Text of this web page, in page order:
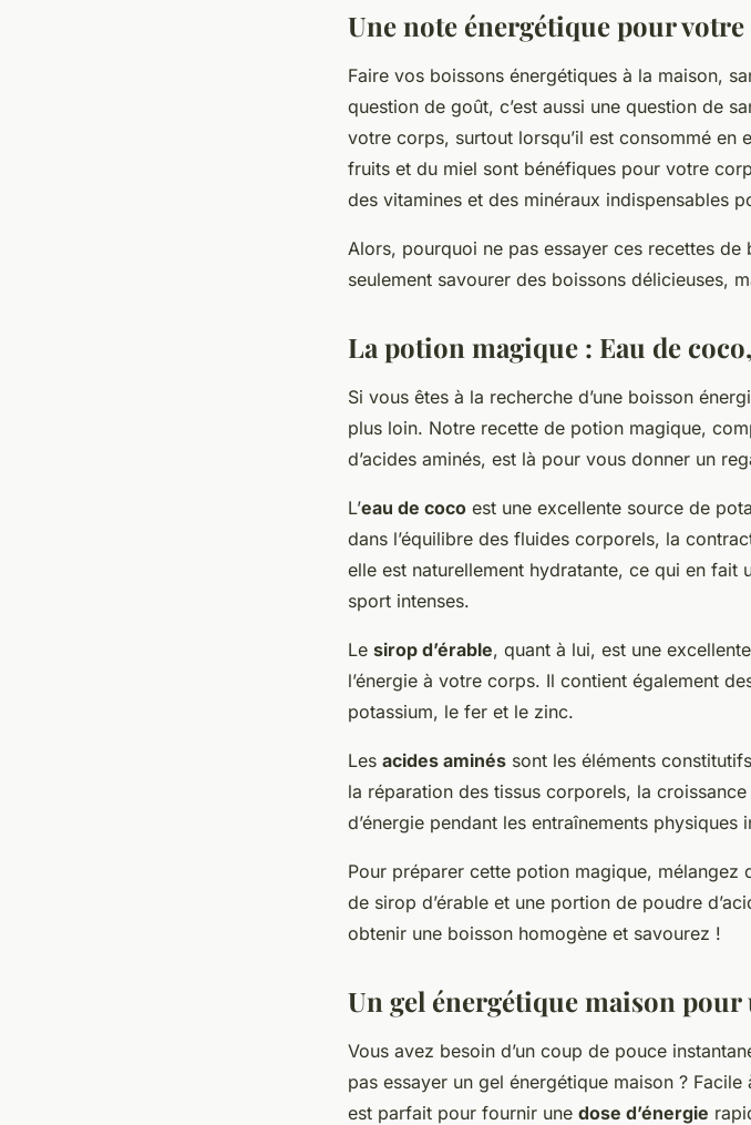
Une note énergétique pour votre
Faire vos boissons énergétiques à la maison,
question de goût, c’est aussi une question de
votre corps, surtout lorsqu’il est consommé en
fruits et du miel sont bénéfiques pour votre
des vitamines et des minéraux indispensables
Alors, pourquoi ne pas essayer ces recettes
seulement savourer des boissons délicieuses,
La potion magique : Eau de
Si vous êtes à la recherche d’une boisson
plus loin. Notre recette de potion magique,
d’acides aminés, est là pour vous donner un
L’eau de coco est une excellente source de
dans l’équilibre des fluides corporels, la
elle est naturellement hydratante, ce qui en fait
sport intenses.
Le sirop d’érable, quant à lui, est une
l’énergie à votre corps. Il contient également
potassium, le fer et le zinc.
Les acides aminés sont les éléments
la réparation des tissus corporels, la
d’énergie pendant les entraînements physiques
Pour préparer cette potion magique, mélangez
de sirop d’érable et une portion de poudre
obtenir une boisson homogène et savourez !
Un gel énergétique maison
Vous avez besoin d’un coup de pouce
pas essayer un gel énergétique maison ?
est parfait pour fournir une dose d’énergie